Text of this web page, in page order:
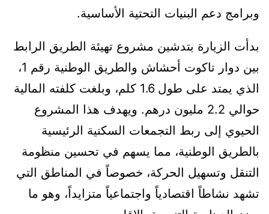
وبرامج دعم البنيات التحتية الأساسية.
بدأت الزيارة بتدشين مشروع تهيئة الطريق الرابط
بين دوار تاكوت أحشاش والطريق الوطنية رقم 1،
الذي يمتد على طول 1.6 كلم، وبلغت كلفته المالية
حوالي 2.2 مليون درهم. ويهدف هذا المشروع
الحيوي إلى ربط التجمعات السكنية الرئيسية
بالطريق الوطنية، مما يسهم في تحسين منظومة
التنقل وتسهيل الحركة، خصوصاً في المناطق التي
تشهد نشاطاً اقتصادياً واجتماعياً متزايداً، وهو ما